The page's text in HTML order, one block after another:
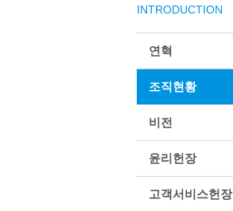
INTRODUCTION
연혁
조직현황
비전
윤리헌장
고객서비스헌장